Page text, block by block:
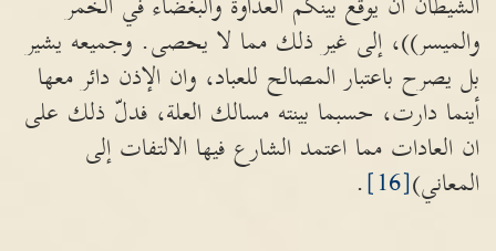
والميسر))، إلى غير ذلك مما لا يحصى. وجميعه يشير
بل يصرح باعتبار المصالح للعباد، وان الإذن دائر معها
أينما دارت، حسبما بينته مسالك العلة، فدلّ ذلك على
ان العادات مما اعتمد الشارع فيها الالتفات إلى
المعاني)[16]
.